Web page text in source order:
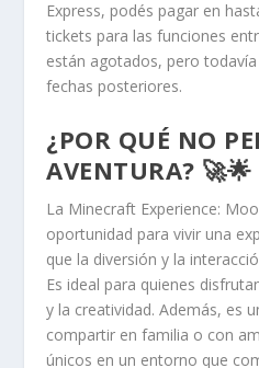
Express, podés pagar en
tickets para las funciones
están agotados, pero
fechas posteriores.
¿POR QUÉ NO
AVENTURA? 🚀🌟
La Minecraft Experience:
oportunidad para vivir una
que la diversión y la
Es ideal para quienes
y la creatividad. Además, es
compartir en familia o con
únicos en un entorno que